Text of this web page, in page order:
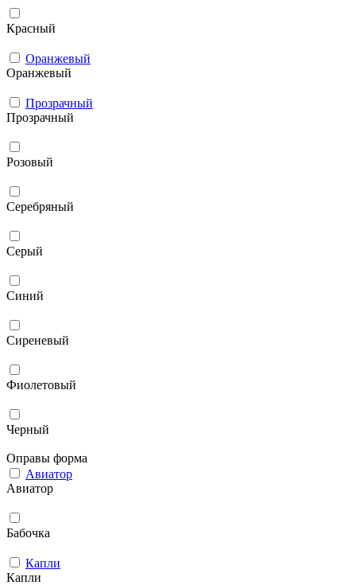
Красный
Оранжевый
Оранжевый
Прозрачный
Прозрачный
Розовый
Серебряный
Серый
Синий
Сиреневый
Фиолетовый
Черный
Оправы форма
Авиатор
Авиатор
Бабочка
Капли
Капли